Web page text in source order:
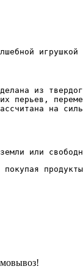
из
перьев,
на
или